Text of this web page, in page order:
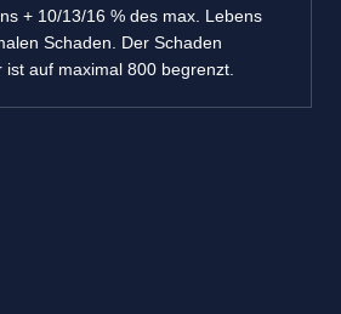
+ 10/13/16 % des max. Lebens
Schaden. Der Schaden
auf maximal 800 begrenzt.